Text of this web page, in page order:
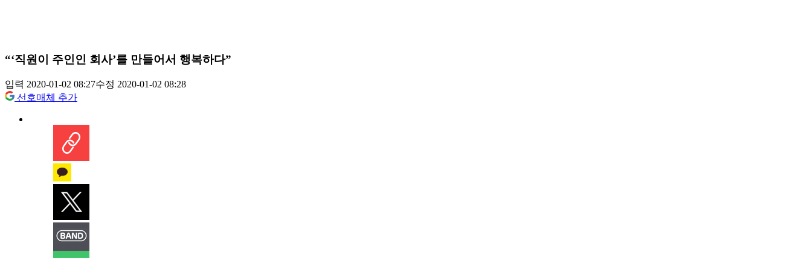
“‘직원이 주인인 회사’를 만들어서 행복하다”
입력 2020-01-02 08:27수정 2020-01-02 08:28
선호매체 추가